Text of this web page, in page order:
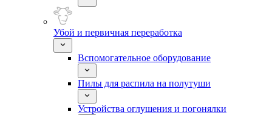
Убой и первичная переработка
Вспомогательное оборудование
Пилы для распила на полутуши
Устройства оглушения и погонялки